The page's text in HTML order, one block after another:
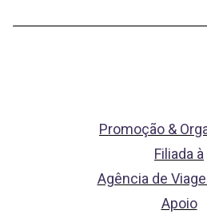
Promoção &
Filiada à
Agência de
Apoio